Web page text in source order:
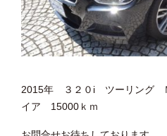
2015年 ３２０i ツーリング
イア 15000ｋｍ